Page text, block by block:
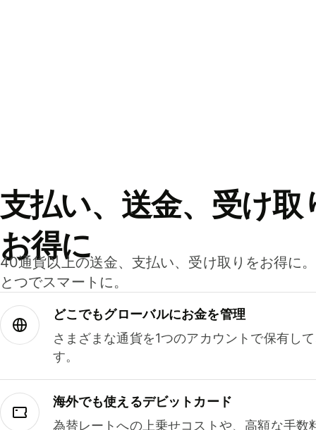
支払い、送金、受け取
お得に
40通貨以上の送金、支払い、受け取りをお得に
とつでスマートに。
どこでもグ⁠ロ⁠ー⁠バ⁠ルにお金を管理
さまざまな通貨を1つのアカウントで保有し
す。
海外でも使えるデビットカード
為替レートへの上乗せコストや、高額な手数